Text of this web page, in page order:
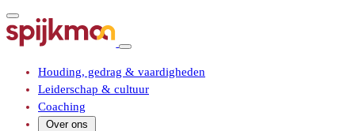
Houding, gedrag & vaardigheden
Leiderschap & cultuur
Coaching
Over ons